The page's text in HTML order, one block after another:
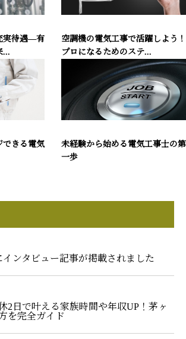
実待遇―有
...
空調機の電気工事で活躍しよう！
プロになるためのステ...
できる電気
未経験から始める電気工事士の第
一歩
インタビュー記事が掲載されました
2日で叶える家族時間や年収UP！茅ヶ
を完全ガイド